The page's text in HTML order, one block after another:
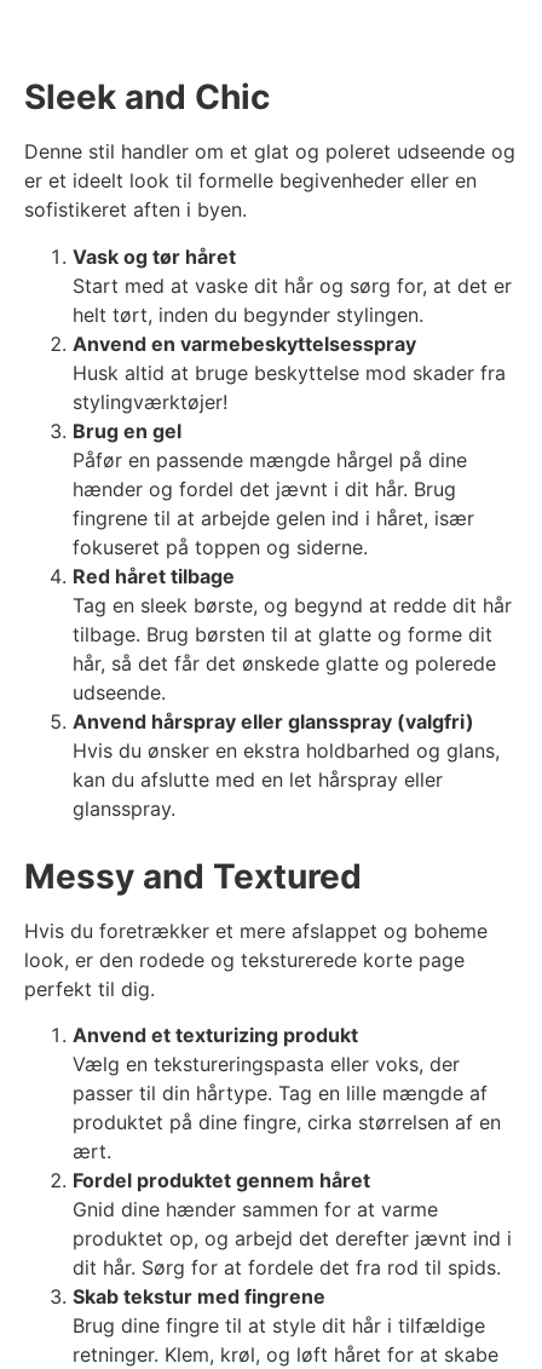
Sleek and Chic
Denne stil handler om et glat og poleret udseende og
er et ideelt look til formelle begivenheder eller en
sofistikeret aften i byen.
Vask og tør håret
Start med at vaske dit hår og sørg for, at det er
helt tørt, inden du begynder stylingen.
Anvend en varmebeskyttelsesspray
Husk altid at bruge beskyttelse mod skader fra
stylingværktøjer!
Brug en gel
Påfør en passende mængde hårgel på dine
hænder og fordel det jævnt i dit hår. Brug
fingrene til at arbejde gelen ind i håret, især
fokuseret på toppen og siderne.
Red håret tilbage
Tag en sleek børste, og begynd at redde dit hår
tilbage. Brug børsten til at glatte og forme dit
hår, så det får det ønskede glatte og polerede
udseende.
Anvend hårspray eller glansspray (valgfri)
Hvis du ønsker en ekstra holdbarhed og glans,
kan du afslutte med en let hårspray eller
glansspray.
Messy and Textured
Hvis du foretrækker et mere afslappet og boheme
look, er den rodede og teksturerede korte page
perfekt til dig.
Anvend et texturizing produkt
Vælg en tekstureringspasta eller voks, der
passer til din hårtype. Tag en lille mængde af
produktet på dine fingre, cirka størrelsen af en
ært.
Fordel produktet gennem håret
Gnid dine hænder sammen for at varme
produktet op, og arbejd det derefter jævnt ind i
dit hår. Sørg for at fordele det fra rod til spids.
Skab tekstur med fingrene
Brug dine fingre til at style dit hår i tilfældige
retninger. Klem, krøl, og løft håret for at skabe